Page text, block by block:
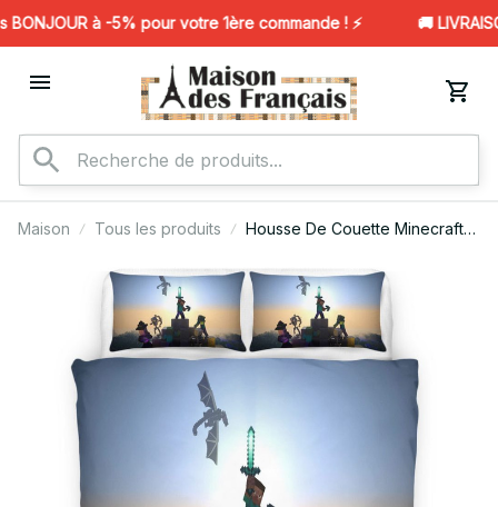
BONJOUR à -5% pour votre 1ère commande ! ⚡️ 🚚
Maison Tous les produits
Housse De Couette Minecraft
Literie